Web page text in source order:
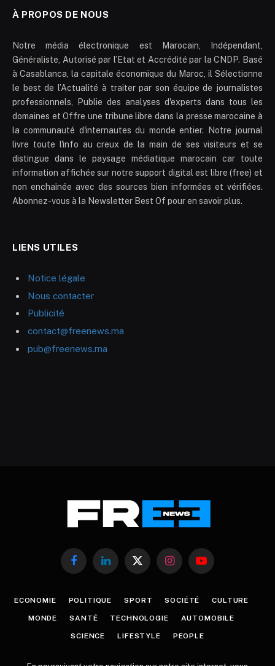
À PROPOS DE NOUS
Notre média électronique est Marocain, Indépendant,
Généraliste, Autorisé par l’Etat et Accrédité par la CNDP. Basé
à Casablanca, la capitale économique du Maroc, il Sélectionne
le best de l’Actualité à traiter par son équipe de journalistes
professionnels, Publie des analyses d'experts dans tous les
domaines et Offre une tribune libre dans la presse marocaine à
la communauté d'internautes du monde entier. Notre journal
livre toute l'info au creux de la main de ses visiteurs et se
distingue dans le paysage médiatique marocain car toute
information affichée sur notre support digital est libre (free) et
non enchaînée avec des sources bien informées et vérifiées.
Abonnez-vous à la Newsletter Best Of pour en savoir plus.
LIENS UTILES
Notice légale
Nous contacter
Publicité
contact@freenews.ma
pub@freenews.ma
FacebookLinkedInX
InstagramYouTube
ECONOMIE POLITIQUE SPORT SOCIÉTÉ CULTURE
MONDE SANTÉ TECHNOLOGIE AUTOMOBILE
SCIENCE LIFESTYLE PEOPLE